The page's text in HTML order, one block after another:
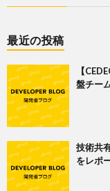
最近の投稿
【
盤チー
技術共
をレポ